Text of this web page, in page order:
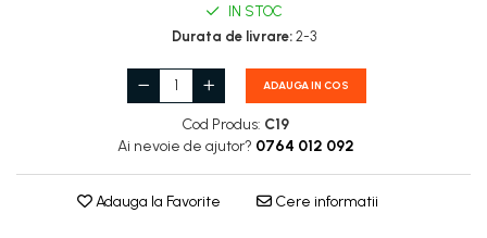
IN STOC
Durata de livrare:2-3
ADAUGA IN COS
Cod Produs: C19
Ai nevoie de ajutor? 0764 012 092
Adauga la Favorite Cere informatii